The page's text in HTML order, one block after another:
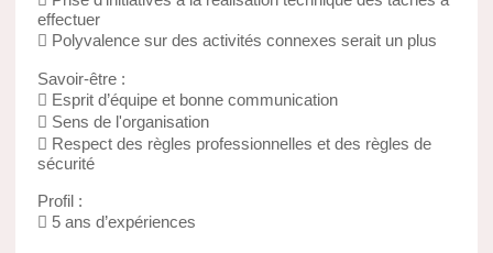
effectuer
 Polyvalence sur des activités connexes serait un plus
Savoir-être :
 Esprit d’équipe et bonne communication
 Sens de l'organisation
 Respect des règles professionnelles et des règles de
sécurité
Profil :
 5 ans d’expériences